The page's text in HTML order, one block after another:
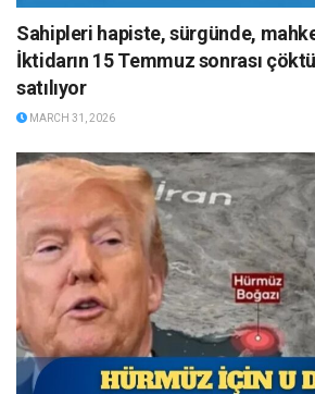
Sahipleri hapiste, sürgünde,
İktidarın 15 Temmuz sonrası
satılıyor
MARCH 31, 2026